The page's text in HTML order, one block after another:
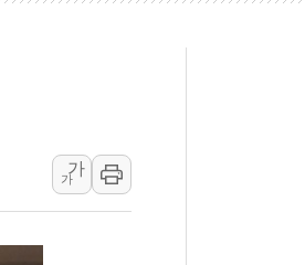
빙 경선에 친명계 '추가 투표' 요구...친청계
식 "사관학교 통합 정치 프레임에 졸속 추
혁 "李대통령 재판 재개해야 여론조사
키타에 일본 최대 규모의 AI 데이터센터 건
] 李대통령 "취약계층 안부에 AI 활용…이주
가
가